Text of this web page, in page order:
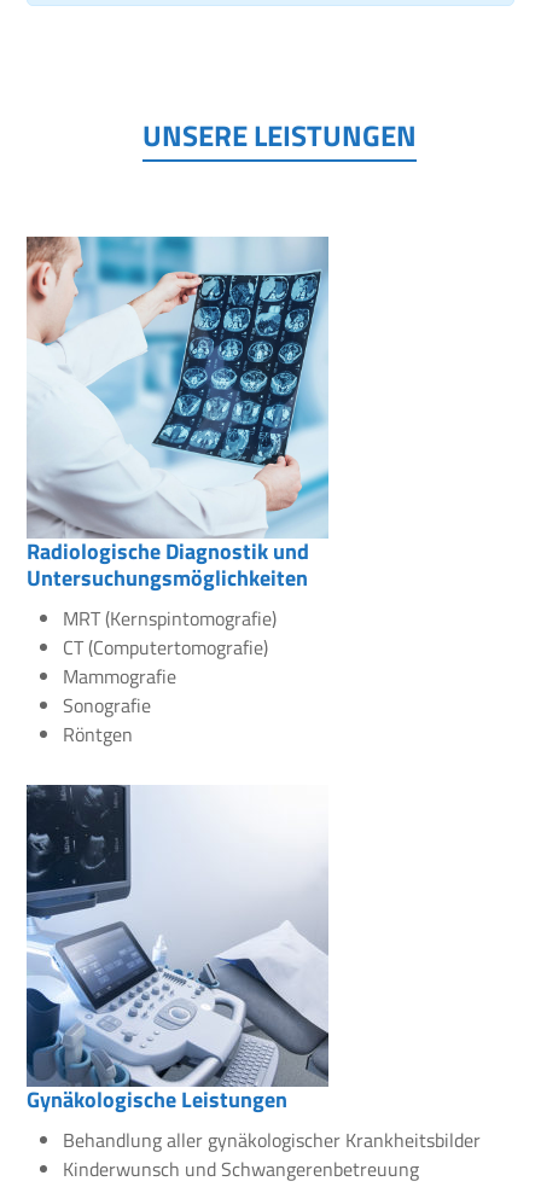
UNSERE LEISTUNGEN
Radiologische Diagnostik und
Untersuchungsmöglichkeiten
MRT (Kernspintomografie)
CT (Computertomografie)
Mammografie
Sonografie
Röntgen
Gynäkologische Leistungen
Behandlung aller gynäkologischer Krankheitsbilder
Kinderwunsch und Schwangerenbetreuung